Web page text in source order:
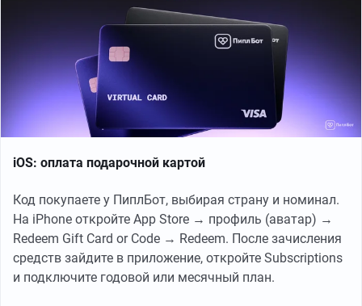
iOS: оплата подарочной картой
Код покупаете у ПиплБот, выбирая страну и номинал.
На iPhone откройте App Store → профиль (аватар) →
Redeem Gift Card or Code → Redeem. После зачисления
средств зайдите в приложение, откройте Subscriptions
и подключите годовой или месячный план.